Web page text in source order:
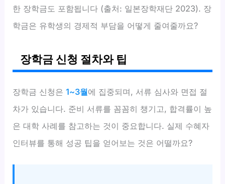
한 장학금도 포함됩니다 (출처: 일본장학재단 2023). 장
학금은 유학생의 경제적 부담을 어떻게 줄여줄까요?
장학금 신청 절차와 팁
장학금 신청은1~3월에 집중되며, 서류 심사와 면접 절
차가 있습니다. 준비 서류를 꼼꼼히 챙기고, 합격률이 높
은 대학 사례를 참고하는 것이 중요합니다. 실제 수혜자
인터뷰를 통해 성공 팁을 얻어보는 것은 어떨까요?